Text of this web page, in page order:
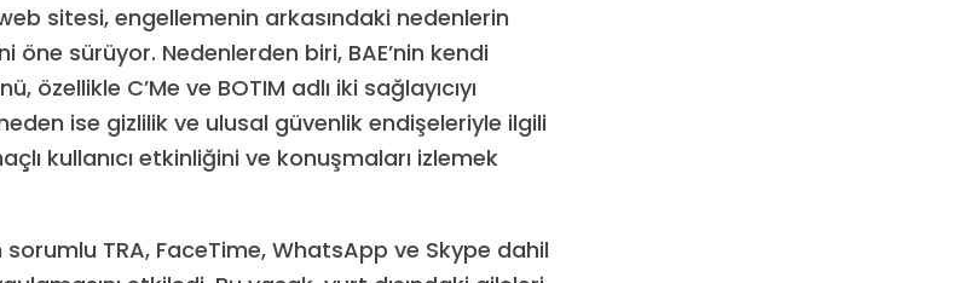
sitesi, engellemenin arkasındaki nedenlerin
öne sürüyor. Nedenlerden biri, BAE’nin kendi
C’Me ve BOTIM adlı iki sağlayıcıyı
ise gizlilik ve ulusal güvenlik endişeleriyle ilgili
kullanıcı etkinliğini ve konuşmaları izlemek
TRA, FaceTime, WhatsApp ve Skype dahil